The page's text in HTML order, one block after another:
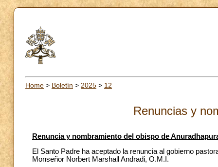
Home > Boletín > 2025 > 12
Renuncias y
Renuncia y nombramiento del obispo de
El Santo Padre ha aceptado la renuncia al gobierno
Monseñor Norbert Marshall Andradi, O.M.I.